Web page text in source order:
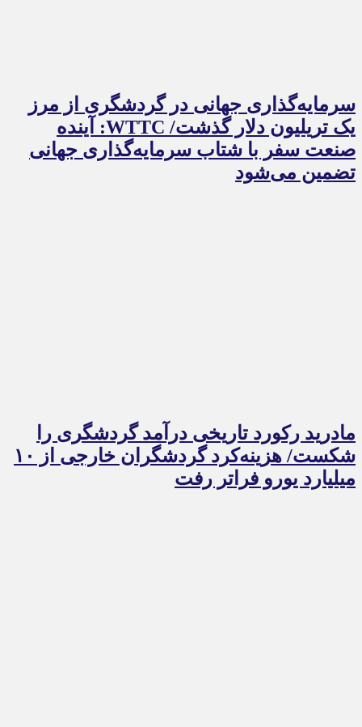
سرمایه‌گذاری جهانی در گردشگری از مرز
یک تریلیون دلار گذشت/ WTTC: آینده
صنعت سفر با شتاب سرمایه‌گذاری جهانی
تضمین می‌شود
مادرید رکورد تاریخی درآمد گردشگری را
شکست/ هزینه‌کرد گردشگران خارجی از ۱۰
میلیارد یورو فراتر رفت